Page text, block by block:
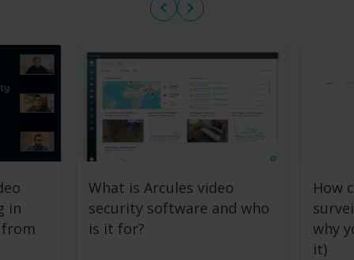
in
What is Arcules video
security software and who
is it for?
How
why
it)